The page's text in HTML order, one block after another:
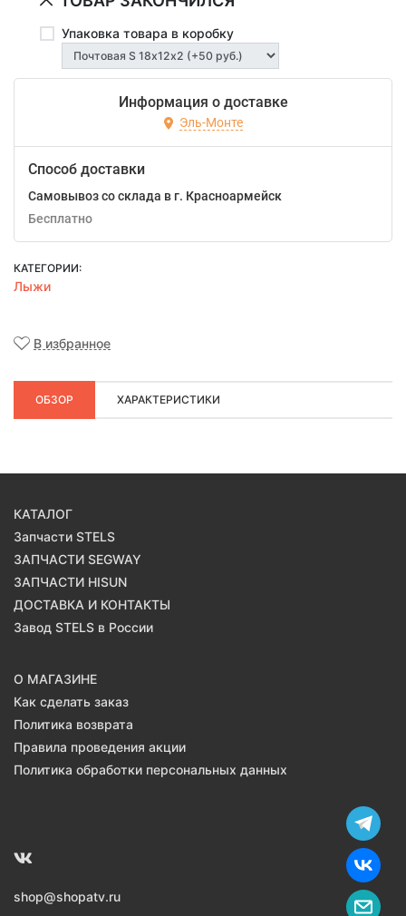
Упаковка товара в коробку
Информация о доставке
Эль-Монте
Способ доставки
Самовывоз со склада в г. Красноармейск
Бесплатно
КАТЕГОРИИ:
Лыжи
В избранное
ОБЗОР ХАРАКТЕРИСТИКИ
КАТАЛОГ
Запчасти STELS
ЗАПЧАСТИ SEGWAY
ЗАПЧАСТИ HISUN
ДОСТАВКА И КОНТАКТЫ
Завод STELS в России
О МАГАЗИНЕ
Как сделать заказ
Политика возврата
Правила проведения акции
Политика обработки персональных данных
shop@shopatv.ru